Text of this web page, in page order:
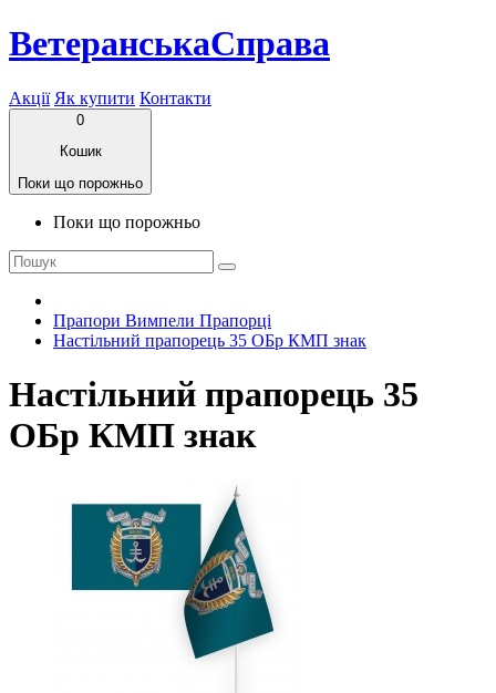
ВетеранськаСправа
Акції Як купити Контакти
0
Кошик
Поки що порожньо
Поки що порожньо
Прапори Вимпели Прапорці
Настільний прапорець 35 ОБр КМП знак
Настільний прапорець 35
ОБр КМП знак